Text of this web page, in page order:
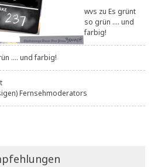
wvs zuEs grünt
so grün .... und
farbig!
.... und farbig!
Fernsehmoderators